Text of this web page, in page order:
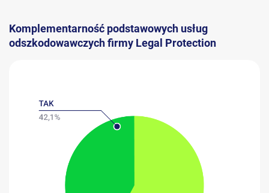
Komplementarność podstawowych usług
odszkodowawczych firmy Legal Protection